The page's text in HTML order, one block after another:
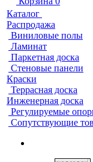
Каталог
Распродажа
Виниловые полы
Ламинат
Паркетная доска
Стеновые панели
Краски
Террасная доска
Инженерная доска
Регулируемые
Сопутствующие